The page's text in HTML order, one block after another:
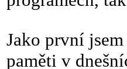
Jako první
paměti v